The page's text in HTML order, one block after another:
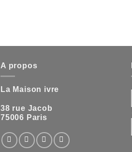
A propos
La Maison ivre
38 rue Jacob
75006 Paris